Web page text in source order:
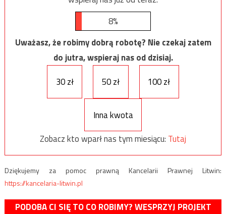
8%
Uważasz, że robimy dobrą robotę? Nie czekaj zatem
do jutra, wspieraj nas od dzisiaj.
30 zł
50 zł 100 zł
Inna kwota
Zobacz kto wparł nas tym miesiącu: Tutaj
Dziękujemy za pomoc prawną Kancelarii Prawnej Litwin:
https://kancelaria-litwin.pl
PODOBA CI SIĘ TO CO ROBIMY? WESPRZYJ PROJEKT